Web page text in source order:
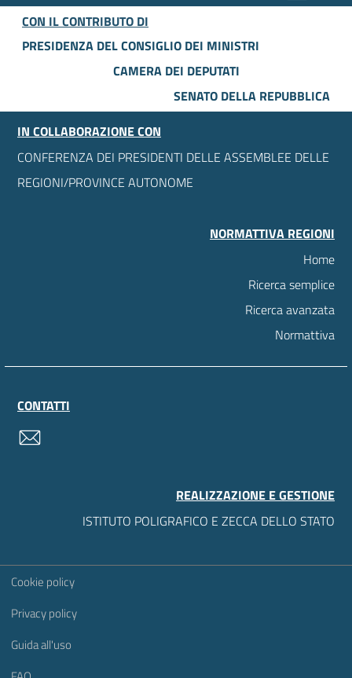
CON IL CONTRIBUTO DI
PRESIDENZA DEL CONSIGLIO DEI MINISTRI
CAMERA DEI DEPUTATI
SENATO DELLA REPUBBLICA
IN COLLABORAZIONE CON
CONFERENZA DEI PRESIDENTI DELLE ASSEMBLEE DELLE
REGIONI/PROVINCE AUTONOME
NORMATTIVA REGIONI
Home
Ricerca semplice
Ricerca avanzata
Normattiva
CONTATTI
REALIZZAZIONE E GESTIONE
ISTITUTO POLIGRAFICO E ZECCA DELLO STATO
Sezione Link Utili
Cookie policy
Privacy policy
Guida all'uso